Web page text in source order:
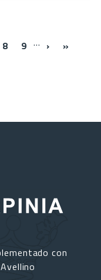
8 9 … ››› »Ultima
con